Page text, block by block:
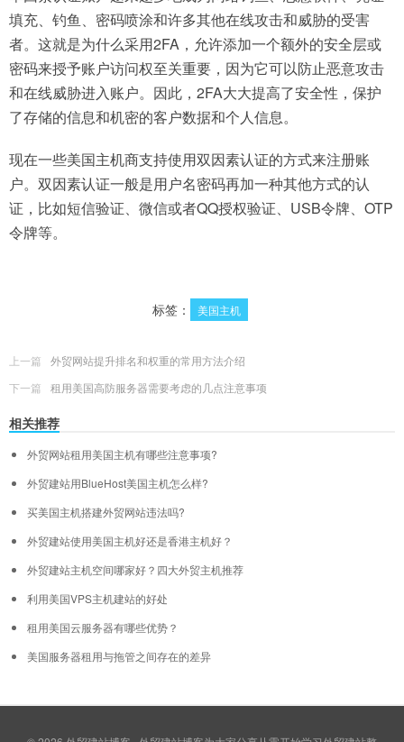
填充、钓鱼、密码喷涂和许多其他在线攻击和威胁的受害
者。这就是为什么采用2FA，允许添加一个额外的安全层或
密码来授予账户访问权至关重要，因为它可以防止恶意攻击
和在线威胁进入账户。因此，2FA大大提高了安全性，保护
了存储的信息和机密的客户数据和个人信息。
现在一些美国主机商支持使用双因素认证的方式来注册账
户。双因素认证一般是用户名密码再加一种其他方式的认
证，比如短信验证、微信或者QQ授权验证、USB令牌、OTP
令牌等。
标签： 美国主机
上一篇
外贸网站提升排名和权重的常用方法介绍
下一篇
租用美国高防服务器需要考虑的几点注意事项
相关推荐
外贸网站租用美国主机有哪些注意事项?
外贸建站用BlueHost美国主机怎么样?
买美国主机搭建外贸网站违法吗?
外贸建站使用美国主机好还是香港主机好？
外贸建站主机空间哪家好？四大外贸主机推荐
利用美国VPS主机建站的好处
租用美国云服务器有哪些优势？
美国服务器租用与拖管之间存在的差异